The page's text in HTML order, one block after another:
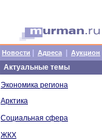
Новости Адреса Аукцион
Актуальные темы
Экономика региона
Арктика
Социальная сфера
ЖКХ